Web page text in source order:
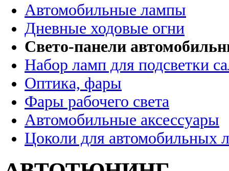
Автомобильные лампы
Дневные ходовые огни
Свето-панели
Набор ламп для подсветки
Оптика, фары
Фары рабочего света
Автомобильные аксессуары
Цоколи для автомобильных